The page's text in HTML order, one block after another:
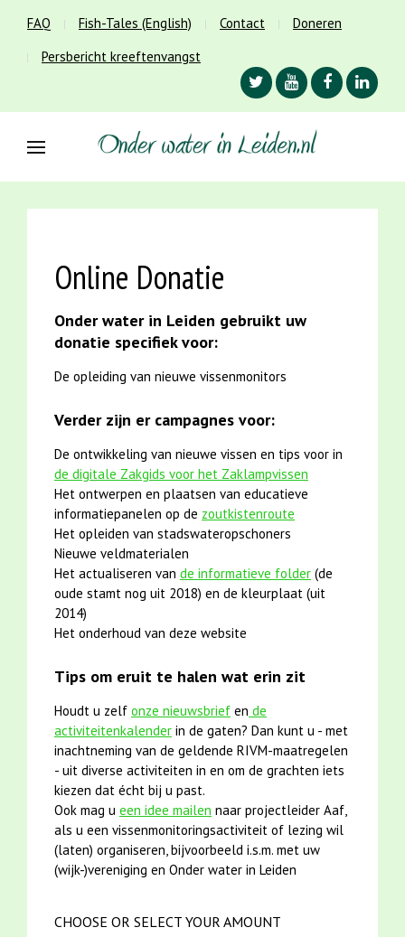
FAQ Fish-Tales (English) Contact
Doneren
Persbericht kreeftenvangst
Online Donatie
Onder water in Leiden gebruikt uw
donatie specifiek voor:
De opleiding van nieuwe vissenmonitors
Verder zijn er campagnes voor:
De ontwikkeling van nieuwe vissen en tips voor in
de digitale Zakgids voor het Zaklampvissen
Het ontwerpen en plaatsen van educatieve
informatiepanelen op de zoutkistenroute
Het opleiden van stadswateropschoners
Nieuwe veldmaterialen
Het actualiseren van de informatieve folder (de
oude stamt nog uit 2018) en de kleurplaat (uit
2014)
Het onderhoud van deze website
Tips om eruit te halen wat erin zit
Houdt u zelf onze nieuwsbrief en de
activiteitenkalender in de gaten? Dan kunt u - met
inachtneming van de geldende RIVM-maatregelen
- uit diverse activiteiten in en om de grachten iets
kiezen dat écht bij u past.
Ook mag u een idee mailen naar projectleider Aaf,
als u een vissenmonitoringsactiviteit of lezing wil
(laten) organiseren, bijvoorbeeld i.s.m. met uw
(wijk-)vereniging en Onder water in Leiden
CHOOSE OR SELECT YOUR AMOUNT